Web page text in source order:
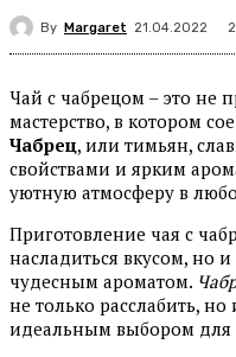
By Margaret 21.04.2022
Чай с чабрецом – это не
мастерство, в котором
Чабрец, или тимьян,
свойствами и ярким
уютную атмосферу в
Приготовление чая с
насладиться вкусом, но
чудесным ароматом.
не только расслабить,
идеальным выбором для